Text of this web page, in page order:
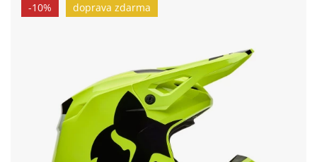
-10% doprava zdarma